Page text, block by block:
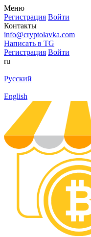
Меню
Регистрация Войти
Контакты
info@cryptolavka.com
Написать в TG
Регистрация Войти
ru
Русский
English